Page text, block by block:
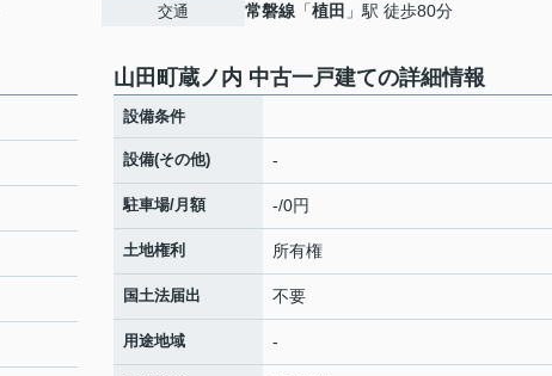
交通 常磐線 「植田 」駅 徒歩80分
山田町蔵ノ内 中古一戸建ての詳細情報
設備条件
設備(その他) -
駐車場/月額 -/0円
土地権利 所有権
国土法届出 不要
用途地域 -